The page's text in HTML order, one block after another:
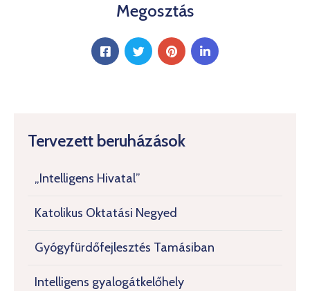
Megosztás
Tervezett beruházások
„Intelligens Hivatal”
Katolikus Oktatási Negyed
Gyógyfürdőfejlesztés Tamásiban
Intelligens gyalogátkelőhely